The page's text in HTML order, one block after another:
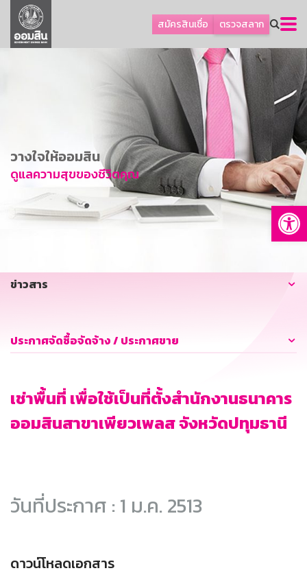
สมัครสินเชื่อ ตรวจสลาก
ลูกค้าธุรกิจ
ลูกค้าผู้ประกอบรายย่อย
การพัฒนาที่ยั่งยืน
ข่าวสาร
บริการทางการเงิน
อื่นๆ
วางใจให้ออมสิน
ดูแลความสุขของชีวิตคุณ
ข่าวสาร
ประกาศจัดซื้อจัดจ้าง / ประกาศขาย
เช่าพื้นที่ เพื่อใช้เป็นที่ตั้งสำนักงานธนาคาร
ออมสินสาขาเพียวเพลส จังหวัดปทุมธานี
วันที่ประกาศ : 1 ม.ค. 2513
ดาวน์โหลดเอกสาร